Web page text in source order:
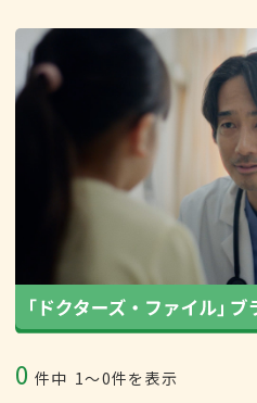
0 件中 1〜0件を表示